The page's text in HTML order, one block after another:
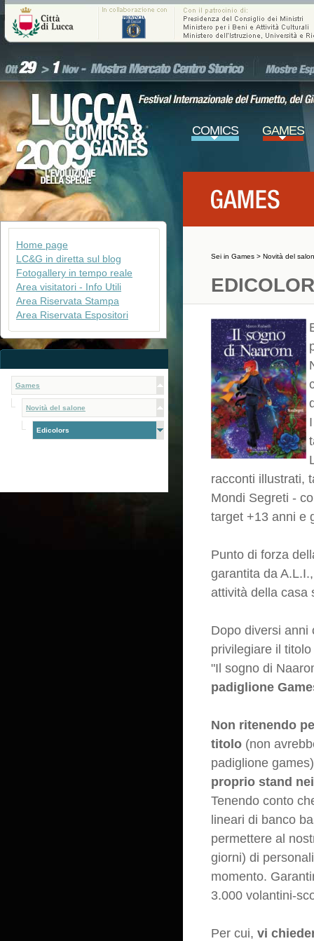
COMICS GAMES
Home page
LC&G in diretta sul blog
Fotogallery in tempo reale
Area visitatori - Info Utili
Area Riservata Stampa
Area Riservata Espositori
Games
Novità del salone
Edicolors
Sei in Games > Novità del
racconti illustrati,
Mondi Segreti -
target +13 anni e
Punto di forza
garantita da
attività della casa
Dopo diversi anni
privilegiare il
"Il sogno di
padiglione
Non ritenendo
titolo (non
padiglione
proprio stand
Tenendo conto
lineari di banco
permettere al
giorni) di
momento.
3.000 volantini-
Per cui, vi